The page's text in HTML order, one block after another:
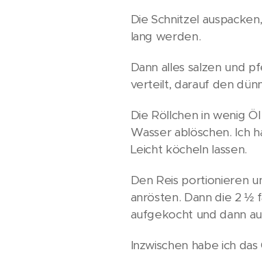
Die Schnitzel
lang werden.
Dann alles salzen und
verteilt, darauf den
Die Röllchen in wenig
Wasser ablöschen. Ich
Leicht köcheln lassen.
Den Reis portionieren
anrösten. Dann die 2 ½
aufgekocht und dann
Inzwischen habe ich